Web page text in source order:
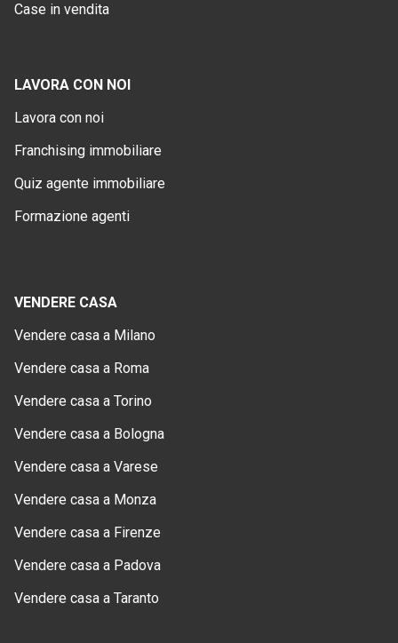
Case in vendita
LAVORA CON NOI
Lavora con noi
Franchising immobiliare
Quiz agente immobiliare
Formazione agenti
VENDERE CASA
Vendere casa a Milano
Vendere casa a Roma
Vendere casa a Torino
Vendere casa a Bologna
Vendere casa a Varese
Vendere casa a Monza
Vendere casa a Firenze
Vendere casa a Padova
Vendere casa a Taranto